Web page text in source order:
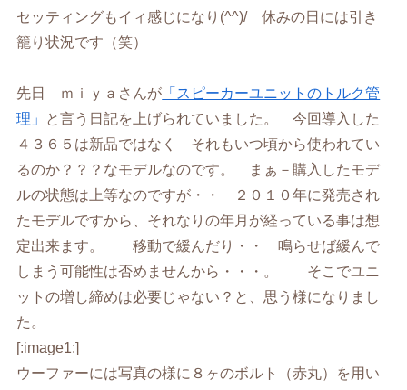
セッティングもイィ感じになり(^^)/ 休みの日には引き
籠り状況です（笑）
先日 ｍｉｙａさんが 「スピーカーユニットのトルク管
理」
と言う日記を上げられていました。 今回導入した
４３６５は新品ではなく それもいつ頃から使われてい
るのか？？？なモデルなのです。 まぁ－購入したモデ
ルの状態は上等なのですが・・ ２０１０年に発売され
たモデルですから、それなりの年月が経っている事は想
定出来ます。 移動で緩んだり・・ 鳴らせば緩んで
しまう可能性は否めませんから・・・。 そこでユニ
ットの増し締めは必要じゃない？と、思う様になりまし
た。
[:image1:]
ウーファーには写真の様に８ヶのボルト（赤丸）を用い